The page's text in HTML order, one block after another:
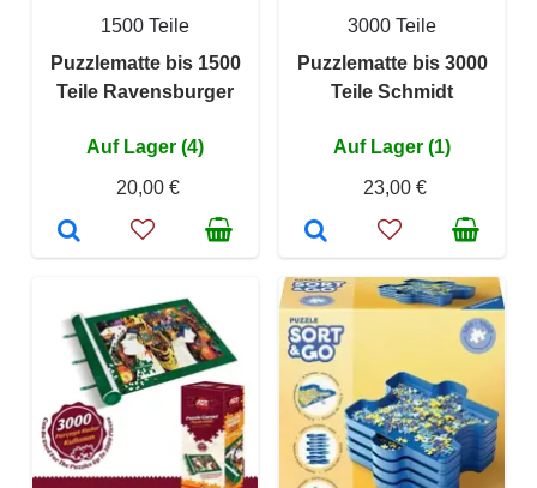
1500 Teile
Puzzlematte bis 1500
Teile Ravensburger
Auf Lager (4)
20,00 €
3000 Teile
Puzzlematte bis 3000
Teile Schmidt
Auf Lager (1)
23,00 €